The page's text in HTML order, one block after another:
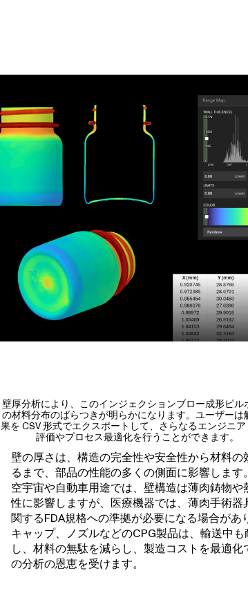
壁厚分析により、このインジェクションブロー成形ピル
の材料分布のばらつきが明らかになります。ユーザーは
果を CSV 形式でエクスポートして、さらなるエンジニ
評価やプロセス最適化を行うことができます。
壁の厚さは、構造の完全性や安全性から材料の
るまで、部品の性能の多くの側面に影響します
空宇宙や自動車用途では、壁構造は薄肉鋳物や
性に影響しますが、医療機器では、薄肉手術器
関するFDA規格への準拠が必要になる場合があ
キャップ、ノズルなどのCPG製品は、輸送中
し、材料の無駄を減らし、製造コストを最適化
の分析の恩恵を受けます。